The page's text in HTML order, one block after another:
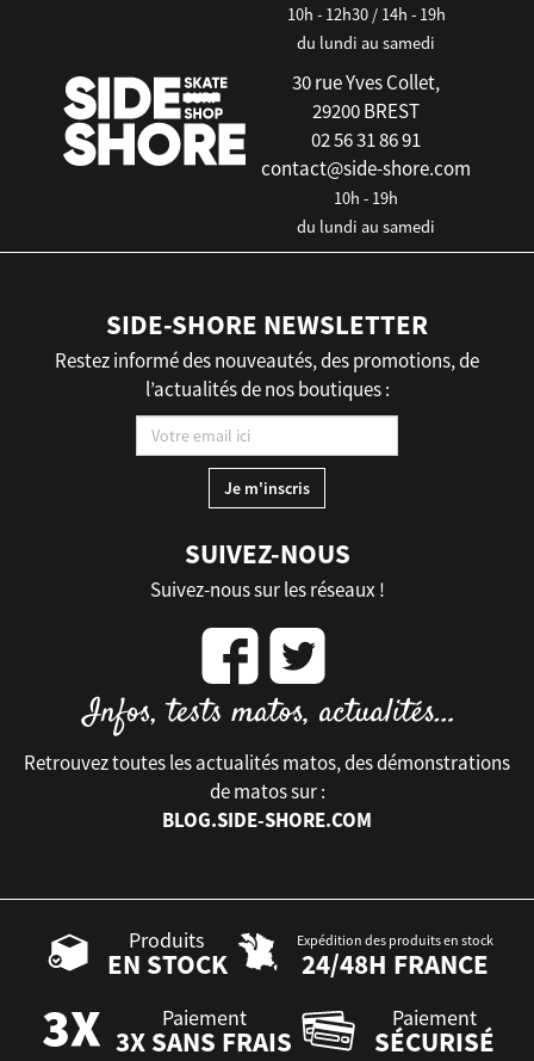
10h - 12h30 / 14h - 19h
du lundi au samedi
30 rue Yves Collet,
29200 BREST
02 56 31 86 91
contact@side-shore.com
10h - 19h
du lundi au samedi
SIDE-SHORE NEWSLETTER
Restez informé des nouveautés, des promotions, de
l’actualités de nos boutiques :
SUIVEZ-NOUS
Suivez-nous sur les réseaux !
Retrouvez toutes les actualités matos, des démonstrations
de matos sur :
BLOG.SIDE-SHORE.COM
Produits
EN STOCK
Expédition des produits en stock
24/48H FRANCE
Paiement
3X SANS FRAIS
Paiement
SÉCURISÉ